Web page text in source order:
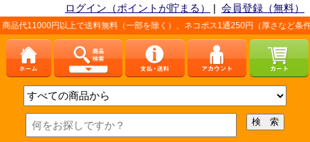
ログイン（ポイントが貯まる） | 会員登録（無料）
で送料無料（一部を除く）、ネコポス1通250円（厚さなど条件あり）。詳しく